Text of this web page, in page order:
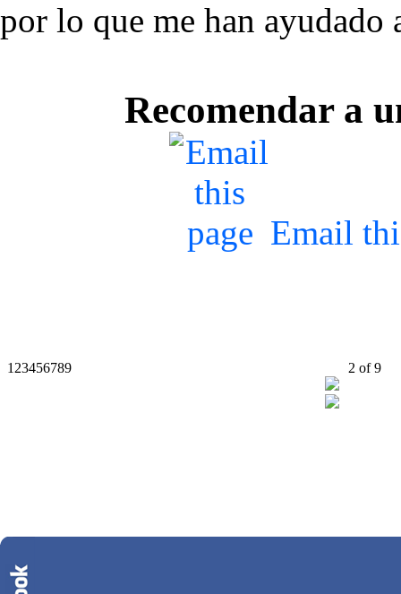
por lo que me han ayudado
Recomendar a
Email
1 23456789 2 of9